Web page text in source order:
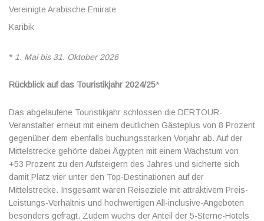
Vereinigte Arabische Emirate
Karibik
* 1. Mai bis 31. Oktober 2026
Rückblick auf das Touristikjahr 2024/25*
Das abgelaufene Touristikjahr schlossen die DERTOUR-
Veranstalter erneut mit einem deutlichen Gästeplus von 8 Prozent
gegenüber dem ebenfalls buchungsstarken Vorjahr ab. Auf der
Mittelstrecke gehörte dabei Ägypten mit einem Wachstum von
+53 Prozent zu den Aufsteigern des Jahres und sicherte sich
damit Platz vier unter den Top-Destinationen auf der
Mittelstrecke. Insgesamt waren Reiseziele mit attraktivem Preis-
Leistungs-Verhältnis und hochwertigen All-inclusive-Angeboten
besonders gefragt. Zudem wuchs der Anteil der 5-Sterne-Hotels